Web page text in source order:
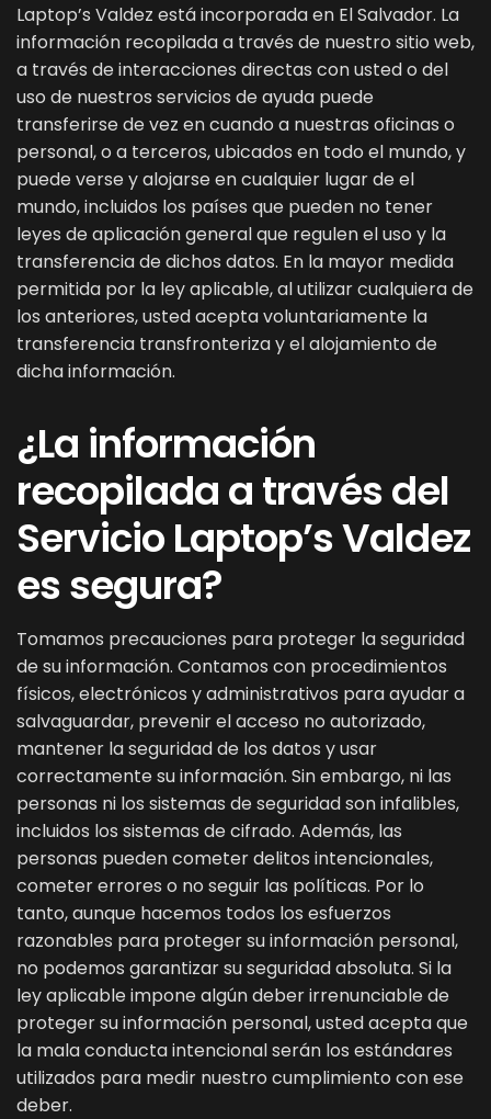
Laptop’s Valdez está incorporada en El Salvador. La
información recopilada a través de nuestro sitio web,
a través de interacciones directas con usted o del
uso de nuestros servicios de ayuda puede
transferirse de vez en cuando a nuestras oficinas o
personal, o a terceros, ubicados en todo el mundo, y
puede verse y alojarse en cualquier lugar de el
mundo, incluidos los países que pueden no tener
leyes de aplicación general que regulen el uso y la
transferencia de dichos datos. En la mayor medida
permitida por la ley aplicable, al utilizar cualquiera de
los anteriores, usted acepta voluntariamente la
transferencia transfronteriza y el alojamiento de
dicha información.
¿La información
recopilada a través del
Servicio Laptop’s Valdez
es segura?
Tomamos precauciones para proteger la seguridad
de su información. Contamos con procedimientos
físicos, electrónicos y administrativos para ayudar a
salvaguardar, prevenir el acceso no autorizado,
mantener la seguridad de los datos y usar
correctamente su información. Sin embargo, ni las
personas ni los sistemas de seguridad son infalibles,
incluidos los sistemas de cifrado. Además, las
personas pueden cometer delitos intencionales,
cometer errores o no seguir las políticas. Por lo
tanto, aunque hacemos todos los esfuerzos
razonables para proteger su información personal,
no podemos garantizar su seguridad absoluta. Si la
ley aplicable impone algún deber irrenunciable de
proteger su información personal, usted acepta que
la mala conducta intencional serán los estándares
utilizados para medir nuestro cumplimiento con ese
deber.